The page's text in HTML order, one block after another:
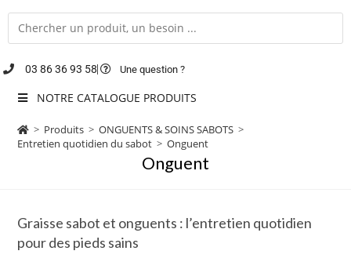
03 86 36 93 58 Une question ?
NOTRE CATALOGUE PRODUITS
> Produits > ONGUENTS & SOINS SABOTS >
Entretien quotidien du sabot > Onguent
Onguent
Graisse sabot et onguents : l’entretien quotidien
pour des pieds sains